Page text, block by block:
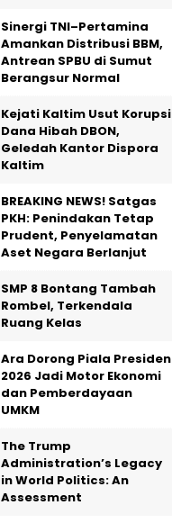
Sinergi TNI–Pertamina
Amankan Distribusi BBM,
Antrean SPBU di Sumut
Berangsur Normal
Kejati Kaltim Usut Korupsi
Dana Hibah DBON,
Geledah Kantor Dispora
Kaltim
BREAKING NEWS! Satgas
PKH: Penindakan Tetap
Prudent, Penyelamatan
Aset Negara Berlanjut
SMP 8 Bontang Tambah
Rombel, Terkendala
Ruang Kelas
Ara Dorong Piala Presiden
2026 Jadi Motor Ekonomi
dan Pemberdayaan
UMKM
The Trump
Administration’s Legacy
in World Politics: An
Assessment